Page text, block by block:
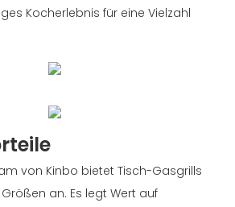
Kocherlebnis für eine Vielzahl
von Kinbo bietet Tisch-Gasgrills
an. Es legt Wert auf